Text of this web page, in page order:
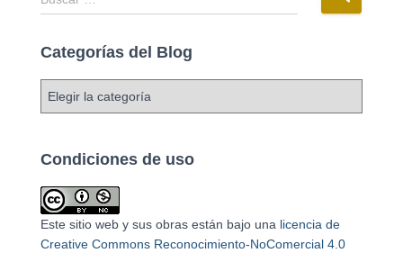
Categorías del Blog
Condiciones de uso
Este sitio web y sus obras están bajo una licencia de
Creative Commons Reconocimiento-NoComercial 4.0